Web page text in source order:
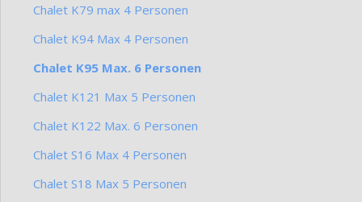
Chalet K79 max 4 Personen
Chalet K94 Max 4 Personen
Chalet K95 Max. 6 Personen
Chalet K121 Max 5 Personen
Chalet K122 Max. 6 Personen
Chalet S16 Max 4 Personen
Chalet S18 Max 5 Personen